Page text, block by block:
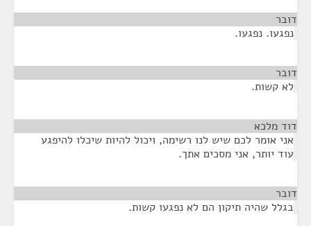
דובר
נפגעו. נפגעו.
דובר
לא קשות.
דוד מלכא
אני אומר לכם שיש לנו רשימה, ויכול להיות שיכלו להיפגע
עוד יותר, אני מסכים אתך.
דובר
בגלל שהיה תיקון הם לא נפגעו קשות.